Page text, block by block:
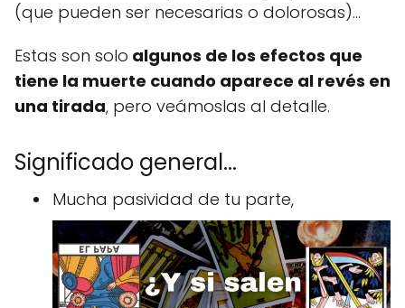
(que pueden ser necesarias o dolorosas)...
Estas son solo algunos de los efectos que
tiene la muerte cuando aparece al revés en
una tirada, pero veámoslas al detalle.
Significado general...
Mucha pasividad de tu parte,